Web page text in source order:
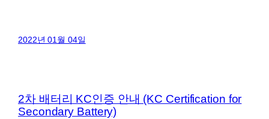
2022년 01월 04일
2차 배터리 KC인증 안내 (KC Certification for
Secondary Battery)